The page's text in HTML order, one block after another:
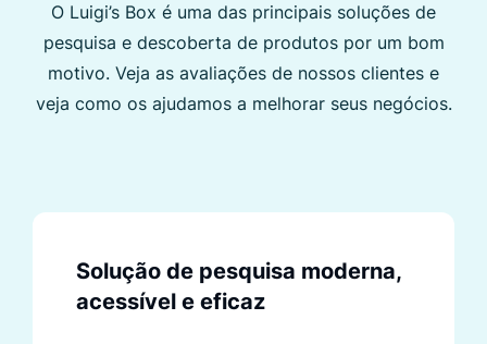
O Luigi’s Box é uma das principais soluções de
pesquisa e descoberta de produtos por um bom
motivo. Veja as avaliações de nossos clientes e
veja como os ajudamos a melhorar seus negócios.
Solução de pesquisa moderna,
acessível e eficaz